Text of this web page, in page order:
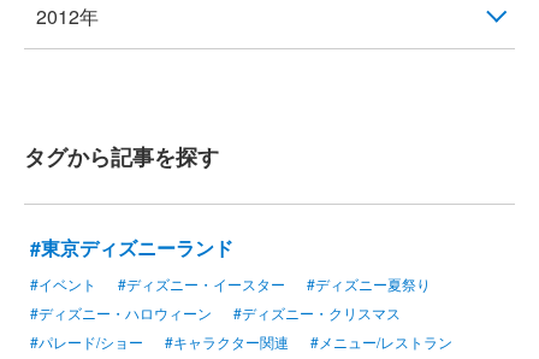
2012年
タグから記事を探す
#東京ディズニーランド
#イベント #ディズニー・イースター
#ディズニー夏祭り
#ディズニー・ハロウィーン
#ディズニー・クリスマス
#パレード/ショー
#キャラクター関連
#メニュー/レストラン